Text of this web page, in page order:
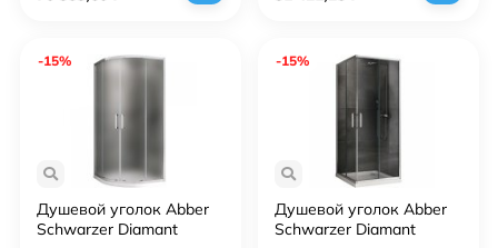
-15%
Душевой уголок Abber
Schwarzer Diamant
-15%
Душевой уголок Abber
Schwarzer Diamant